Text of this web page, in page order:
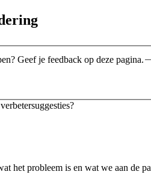
Geef je feedback op deze pagina.
het probleem is en wat we aan de